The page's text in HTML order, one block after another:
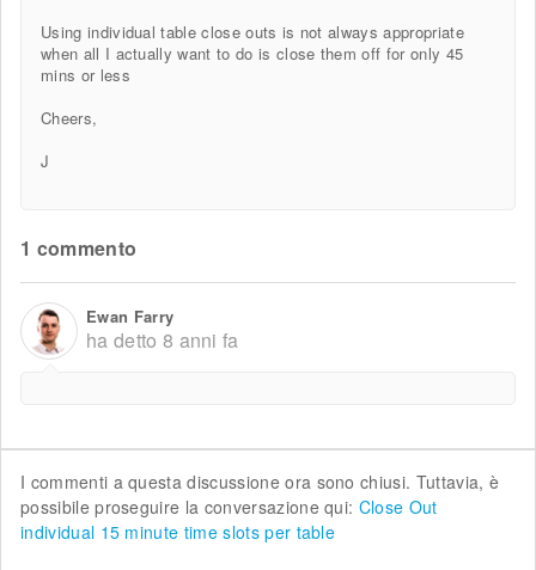
Using individual table close outs is not always appropriate
when all I actually want to do is close them off for only 45
mins or less
Cheers,
J
1 commento
Ewan Farry
ha detto 8 anni fa
I commenti a questa discussione ora sono chiusi. Tuttavia, è
possibile proseguire la conversazione qui: Close Out
individual 15 minute time slots per table